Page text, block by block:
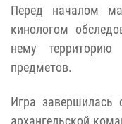
Перед началом
кинологом
нему территорию
предметов.
Игра завершилась
архангельской